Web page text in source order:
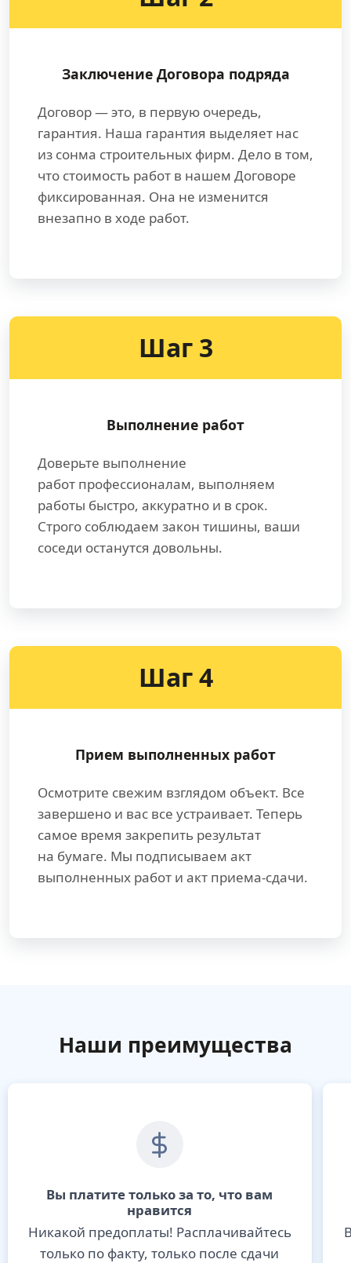
Заключение Договора подряда
Договор — это, в первую очередь,
гарантия. Наша гарантия выделяет нас
из сонма строительных фирм. Дело в том,
что стоимость работ в нашем Договоре
фиксированная. Она не изменится
внезапно в ходе работ.
Шаг 3
Выполнение работ
Доверьте выполнение
работ профессионалам, выполняем
работы быстро, аккуратно и в срок.
Строго соблюдаем закон тишины, ваши
соседи останутся довольны.
Шаг 4
Прием выполненных работ
Осмотрите свежим взглядом объект. Все
завершено и вас все устраивает. Теперь
самое время закрепить результат
на бумаге. Мы подписываем акт
выполненных работ и акт приема-сдачи.
Наши преимущества
Вы платите только за то, что вам
нравится
Никакой предоплаты! Расплачивайтесь
только по факту, только после сдачи